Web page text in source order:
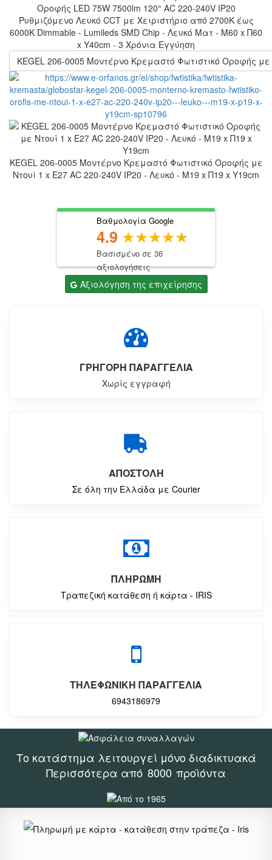
Οροφής LED 75W 7500lm 120° AC 220-240V IP20
Ρυθμιζόμενο Λευκό CCT με Χειριστήριο από 2700K έως
6000K Dimmable - Lumileds SMD Chip - Λευκό Ματ - Μ60 x Π60
x Υ40cm - 3 Χρόνια Εγγύηση
KEGEL 206-0005 Μοντέρνο Κρεμαστό Φωτιστικό Οροφής
KEGEL 206-0005 Μοντέρνο Κρεμαστό Φωτιστικό Οροφής με
Ντουί 1 x E27 AC 220-240V IP20 - Λευκό - Μ19 x Π19 x Υ19cm
Βαθμολογία Google
4.9
Βασισμένο σε 36
αξιολογήσεις
Αξιολόγηση της επιχείρησης
ΓΡΗΓΟΡΗ ΠΑΡΑΓΓΕΛΙΑ
Χωρίς εγγραφή
ΑΠΟΣΤΟΛΗ
Σε όλη την Ελλάδα με Courier
ΠΛΗΡΩΜΗ
Τραπεζική κατάθεση ή κάρτα - IRIS
ΤΗΛΕΦΩΝΙΚΗ ΠΑΡΑΓΓΕΛΙΑ
6943186979
Το κατάστημα λειτουργεί μόνο διαδικτυακά
Περισσότερα από 8000 προϊόντα